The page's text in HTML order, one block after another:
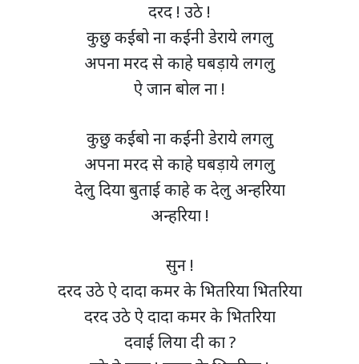
दरद ! उठे !
कुछु कईबो ना कईनी डेराये लगलु
अपना मरद से काहे घबड़ाये लगलु
ऐ जान बोल ना !
कुछु कईबो ना कईनी डेराये लगलु
अपना मरद से काहे घबड़ाये लगलु
देलु दिया बुताई काहे क देलु अन्हरिया
अन्हरिया !
सुन !
दरद उठे ऐ दादा कमर के भितरिया भितरिया
दरद उठे ऐ दादा कमर के भितरिया
दवाई लिया दी का ?